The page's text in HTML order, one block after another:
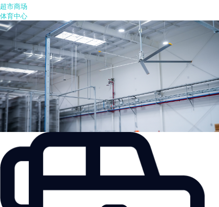
超市商场
体育中心